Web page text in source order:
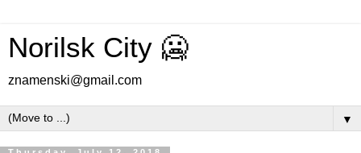
Norilsk City 🥶
znamenski@gmail.com
▼